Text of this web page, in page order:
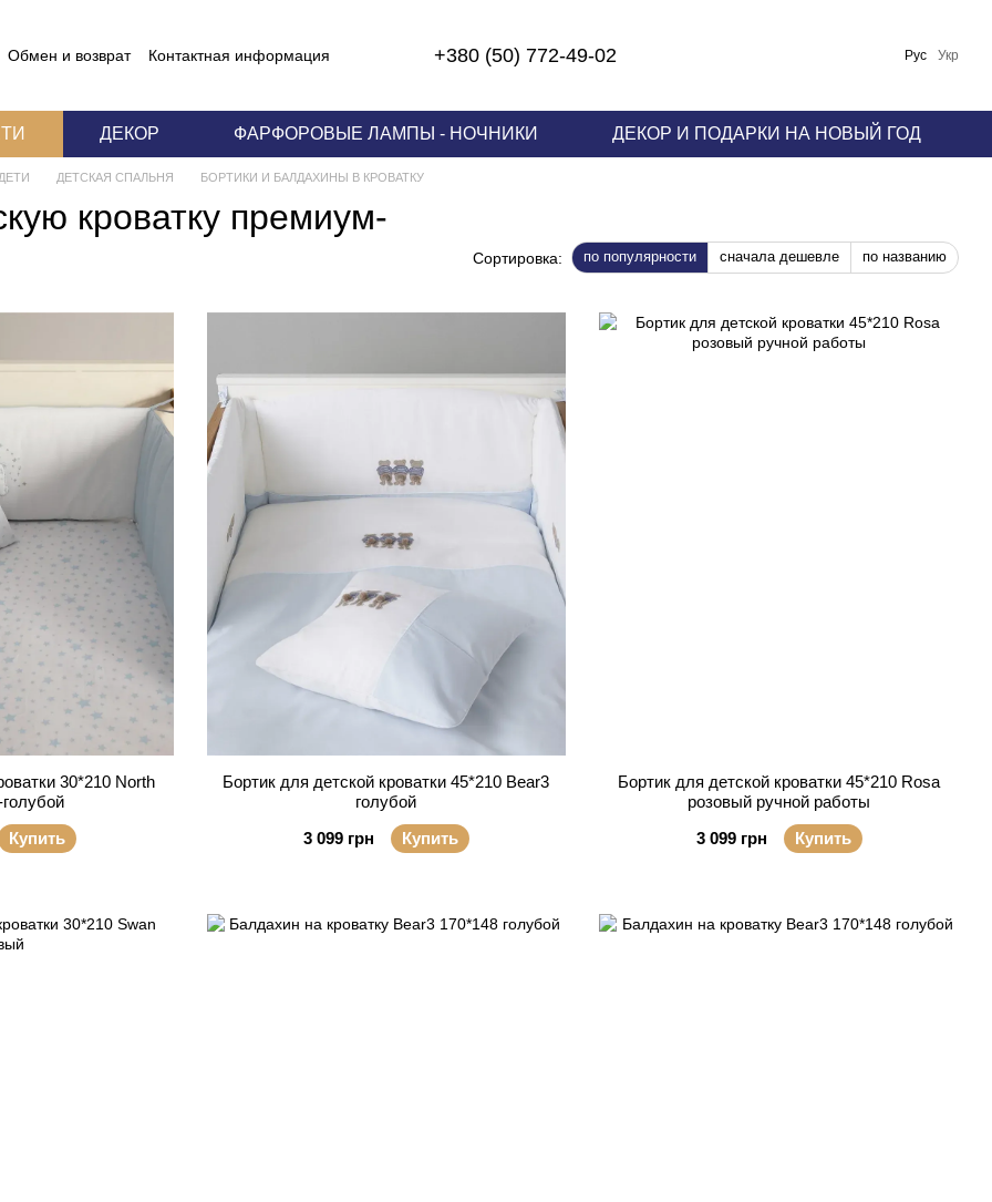
Обмен и возврат
Контактная информация
+380 (50) 772-49-02 Укр
Рус
ДЕКОР ФАРФОРОВЫЕ ЛАМПЫ - НОЧНИКИ ДЕКОР И ПОДАРКИ НА НОВЫЙ ГОД
ДЕТИ ДЕТСКАЯ СПАЛЬНЯ БОРТИКИ И БАЛДАХИНЫ В КРОВАТКУ
кроватку премиум-
Сортировка: по популярности сначала дешевле по названию
30*210 North
Купить
Бортик для детской кроватки 45*210 Bear3
голубой
3 099 грн
Купить
Бортик для детской кроватки 45*210 Rosa
розовый ручной работы
3 099 грн
Купить